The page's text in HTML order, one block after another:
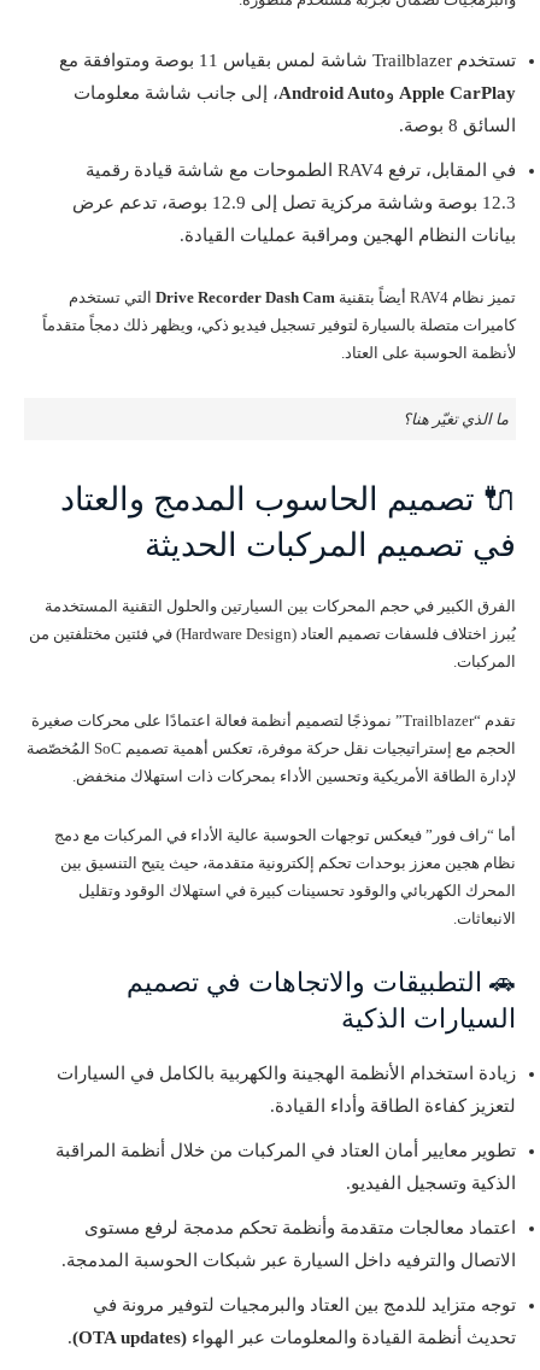
تستخدم Trailblazer شاشة لمس بقياس 11 بوصة ومتوافقة مع
Apple CarPlay وAndroid Auto، إلى جانب شاشة معلومات
السائق 8 بوصة.
في المقابل، ترفع RAV4 الطموحات مع شاشة قيادة رقمية
12.3 بوصة وشاشة مركزية تصل إلى 12.9 بوصة، تدعم عرض
بيانات النظام الهجين ومراقبة عمليات القيادة.
تميز نظام RAV4 أيضاً بتقنية Drive Recorder Dash Cam التي تستخدم
كاميرات متصلة بالسيارة لتوفير تسجيل فيديو ذكي، ويظهر ذلك دمجاً متقدماً
لأنظمة الحوسبة على العتاد.
ما الذي تغيّر هنا؟
🔌 تصميم الحاسوب المدمج والعتاد
في تصميم المركبات الحديثة
الفرق الكبير في حجم المحركات بين السيارتين والحلول التقنية المستخدمة
يُبرز اختلاف فلسفات تصميم العتاد (Hardware Design) في فئتين مختلفتين من
المركبات.
تقدم “Trailblazer” نموذجًا لتصميم أنظمة فعالة اعتمادًا على محركات صغيرة
الحجم مع إستراتيجيات نقل حركة موفرة، تعكس أهمية تصميم SoC المُخصّصة
لإدارة الطاقة الأمريكية وتحسين الأداء بمحركات ذات استهلاك منخفض.
أما “راف فور” فيعكس توجهات الحوسبة عالية الأداء في المركبات مع دمج
نظام هجين معزز بوحدات تحكم إلكترونية متقدمة، حيث يتيح التنسيق بين
المحرك الكهربائي والوقود تحسينات كبيرة في استهلاك الوقود وتقليل
الانبعاثات.
🚗 التطبيقات والاتجاهات في تصميم
السيارات الذكية
زيادة استخدام الأنظمة الهجينة والكهربية بالكامل في السيارات
لتعزيز كفاءة الطاقة وأداء القيادة.
تطوير معايير أمان العتاد في المركبات من خلال أنظمة المراقبة
الذكية وتسجيل الفيديو.
اعتماد معالجات متقدمة وأنظمة تحكم مدمجة لرفع مستوى
الاتصال والترفيه داخل السيارة عبر شبكات الحوسبة المدمجة.
توجه متزايد للدمج بين العتاد والبرمجيات لتوفير مرونة في
تحديث أنظمة القيادة والمعلومات عبر الهواء (OTA updates)
.